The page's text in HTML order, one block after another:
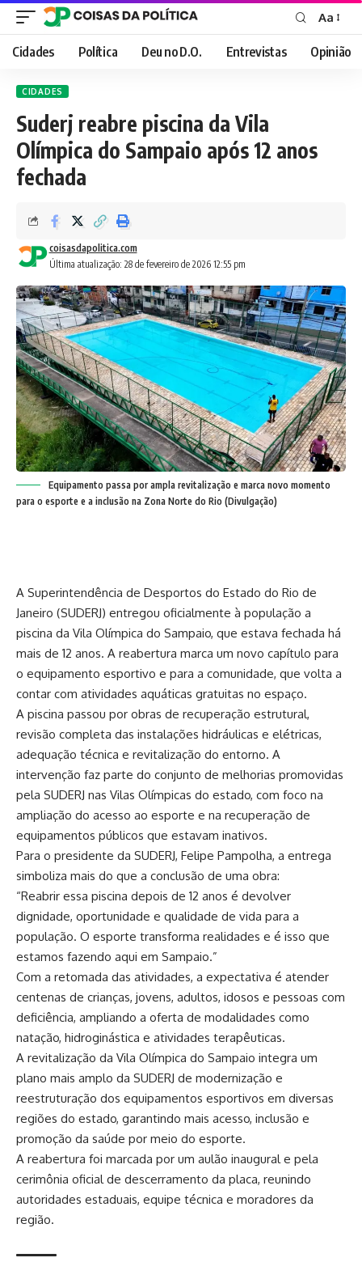
Font
Resizer
Aa
Cidades Política Deu no D.O. Entrevistas Opinião
CIDADES
Suderj reabre piscina da Vila
Olímpica do Sampaio após 12 anos
fechada
Última atualização: 28 de fevereiro de 2026 12:55 pm
coisasdapolitica.com
Equipamento passa por ampla revitalização e marca novo momento
para o esporte e a inclusão na Zona Norte do Rio (Divulgação)
A Superintendência de Desportos do Estado do Rio de
Janeiro (SUDERJ) entregou oficialmente à população a
piscina da Vila Olímpica do Sampaio, que estava fechada há
mais de 12 anos. A reabertura marca um novo capítulo para
o equipamento esportivo e para a comunidade, que volta a
contar com atividades aquáticas gratuitas no espaço.
A piscina passou por obras de recuperação estrutural,
revisão completa das instalações hidráulicas e elétricas,
adequação técnica e revitalização do entorno. A
intervenção faz parte do conjunto de melhorias promovidas
pela SUDERJ nas Vilas Olímpicas do estado, com foco na
ampliação do acesso ao esporte e na recuperação de
equipamentos públicos que estavam inativos.
Para o presidente da SUDERJ, Felipe Pampolha, a entrega
simboliza mais do que a conclusão de uma obra:
“Reabrir essa piscina depois de 12 anos é devolver
dignidade, oportunidade e qualidade de vida para a
população. O esporte transforma realidades e é isso que
estamos fazendo aqui em Sampaio.”
Com a retomada das atividades, a expectativa é atender
centenas de crianças, jovens, adultos, idosos e pessoas com
deficiência, ampliando a oferta de modalidades como
natação, hidroginástica e atividades terapêuticas.
A revitalização da Vila Olímpica do Sampaio integra um
plano mais amplo da SUDERJ de modernização e
reestruturação dos equipamentos esportivos em diversas
regiões do estado, garantindo mais acesso, inclusão e
promoção da saúde por meio do esporte.
A reabertura foi marcada por um aulão inaugural e pela
cerimônia oficial de descerramento da placa, reunindo
autoridades estaduais, equipe técnica e moradores da
região.